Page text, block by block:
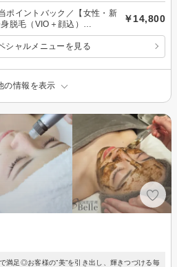
ポイントバック／【女性・新
脱毛（VIO＋顔込）
￥14,800
シャルメニューを見る
の情報を表示
満足◎お客様の”美”を引き出し、輝きつづける毎